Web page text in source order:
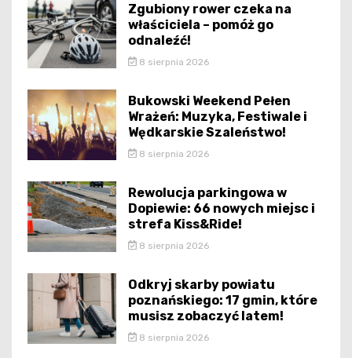
Zgubiony rower czeka na
właściciela – pomóż go
odnaleźć!
8 sierpnia 2026
Bukowski Weekend Pełen
Wrażeń: Muzyka, Festiwale i
Wędkarskie Szaleństwo!
8 sierpnia 2026
Rewolucja parkingowa w
Dopiewie: 66 nowych miejsc i
strefa Kiss&Ride!
8 sierpnia 2026
Odkryj skarby powiatu
poznańskiego: 17 gmin, które
musisz zobaczyć latem!
8 sierpnia 2026